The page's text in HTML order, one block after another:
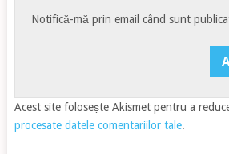
Notifică-mă prin email când sunt
Acest site folosește Akismet pentru a
procesate datele comentariilor tale.